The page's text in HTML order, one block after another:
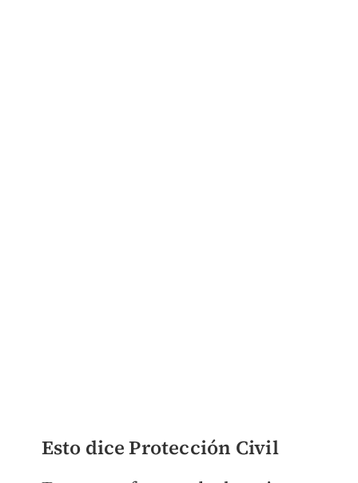
Esto dice Protección Civil